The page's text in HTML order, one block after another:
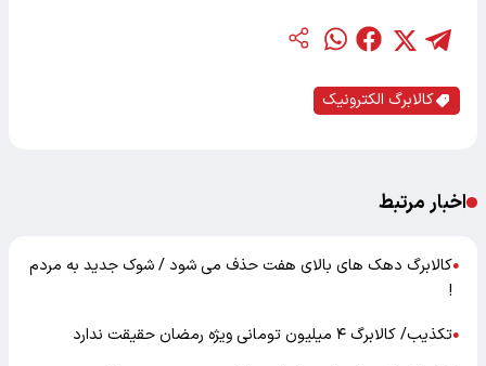
کالابرگ الکترونیک
اخبار مرتبط
●کالابرگ دهک های بالای هفت حذف می شود / شوک جدید به مردم
!
●تکذیب/ کالابرگ ۴ میلیون تومانی ویژه رمضان حقیقت ندارد